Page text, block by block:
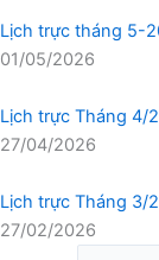
Lịch trực tháng 5-
01/05/2026
Lịch trực Tháng 4/
27/04/2026
Lịch trực Tháng 3/
27/02/2026